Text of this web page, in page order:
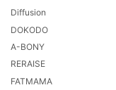
Diffusion
DOKODO
A-BONY
RERAISE
FATMAMA